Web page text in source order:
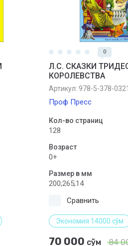
0
Л.С. СКАЗКИ
КОРОЛЕВСТВА
Артикул: 978-5-378-
Проф Пресс
Кол-во страниц
128
Возраст
0+
Размер в мм
200;265;14
Сравнить
Экономия 14000 сўм
70 000 сўм 84